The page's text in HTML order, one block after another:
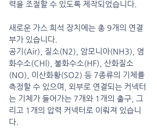
력을 조절할 수 있도록 제작되었습니다.
새로운 가스 희석 장치에는 총 9개의 연결
부가 있습니다.
공기(Air), 질소(N2), 암모니아(NH3), 염
화수소(CHl), 불화수소(HF), 산화질소
(NO), 이산화황(SO2) 등 7종류의 기체를
측정할 수 있으며, 외부로 연결되는 커넥터
는 기체가 들어가는 7개와 1개의 출구, 그
리고 1개의 압력 커넥터로 이뤄져 있습니
다.